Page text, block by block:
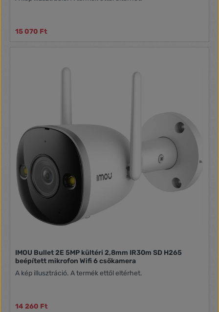
15 070 Ft
IMOU Bullet 2E 5MP kültéri 2,8mm IR30m SD H265
beépített mikrofon Wifi 6 csőkamera
A kép illusztráció. A termék ettől eltérhet.
14 260 Ft